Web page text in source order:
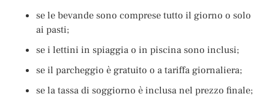
se le bevande sono comprese tutto il giorno o solo
ai pasti;
se i lettini in spiaggia o in piscina sono inclusi;
se il parcheggio è gratuito o a tariffa giornaliera;
se la tassa di soggiorno è inclusa nel prezzo finale;